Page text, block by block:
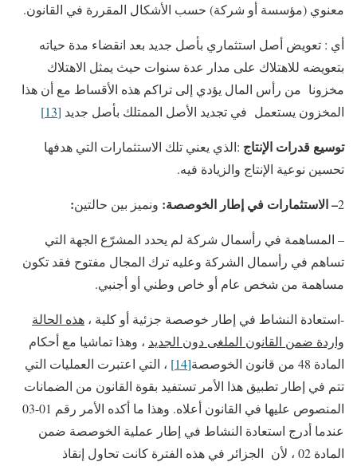
معنوي (مؤسسة أو شركة) حسب الأشكال المقررة في القانون.
أي : تعويض أصل استثماري بأصل جديد بعد انقضاء مدة حياته
بتعويضه للاهتلاك على مدار عدة سنوات حيث يمثل الاهتلاك
مخزونا من رأس المال يؤدي إلى تراكم هذه الأقساط مع أن هذا
المخزون يستعمل في تجديد الأصل الممتلك بأصل جديد [13]
توسيع قدرات الإنتاج :الذي يعني تلك الاستثمارات التي هدفها
تحسين نوعية الإنتاج والزيادة فيه.
2– الاستثمارات في إطار الخوصصة: ونميز بين حالتين:
– المساهمة في رأسمال شركة لم يحدد المشرّع الجهة التي
تساهم في رأسمال الشركة وعليه ترك المجال مفتوح فقد تكون
مساهمة من شخص عام أو خاص وطني أو أجنبي.
-استعادة النشاط في إطار خوصصة جزئية أو كلية ، هذه الحالة
واردة ضمن القانون الملغى دون الجديد ، وهذا تماشيا مع أحكام
المادة 48 من قانون الخوصصة
[14]
، التي اعتبرت العمليات التي
تتم في إطار تطبيق هذا الأمر تستفيد بقوة القانون من الضمانات
المنصوص عليها في القانون أعلاه. وهذا ما أكده الأمر رقم 01-03
عندما أدرج استعادة النشاط في إطار عملية الخوصصة ضمن
المادة 02 ، لأن الجزائر في هذه الفترة كانت تحاول إنقاذ